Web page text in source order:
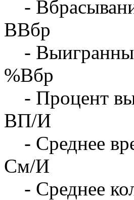
-
ВВбр
-
%Вбр
- Процент
ВП/И
- Среднее
См/И
- Среднее